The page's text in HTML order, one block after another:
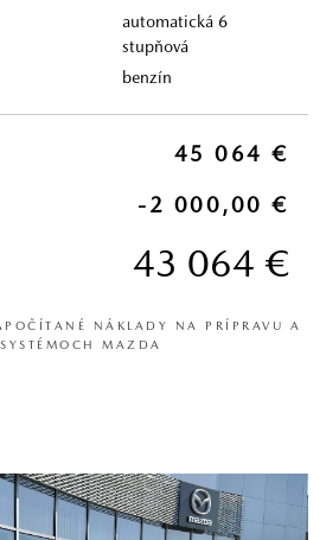
automatická 6
stupňová
benzín
45 064 €
-2 000,00 €
43 064 €
NÁKLADY NA PRÍPRAVU A
MAZDA